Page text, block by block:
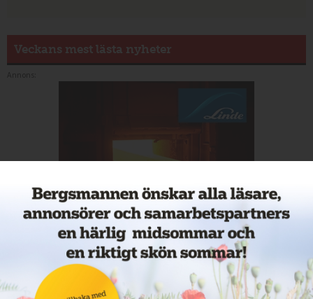
Veckans mest lästa nyheter